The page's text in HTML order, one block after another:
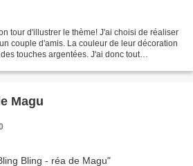
tour d'illustrer le thème! J'ai choisi de réaliser
couple d'amis. La couleur de leur décoration
touches argentées. J'ai donc tout
Magu